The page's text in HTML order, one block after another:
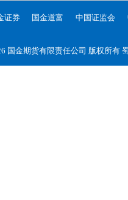
证券 国金道富 中国证监会
国金期货有限责任公司 版权所有